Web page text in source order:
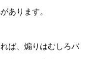
あります。
ば、煽りはむしろバ